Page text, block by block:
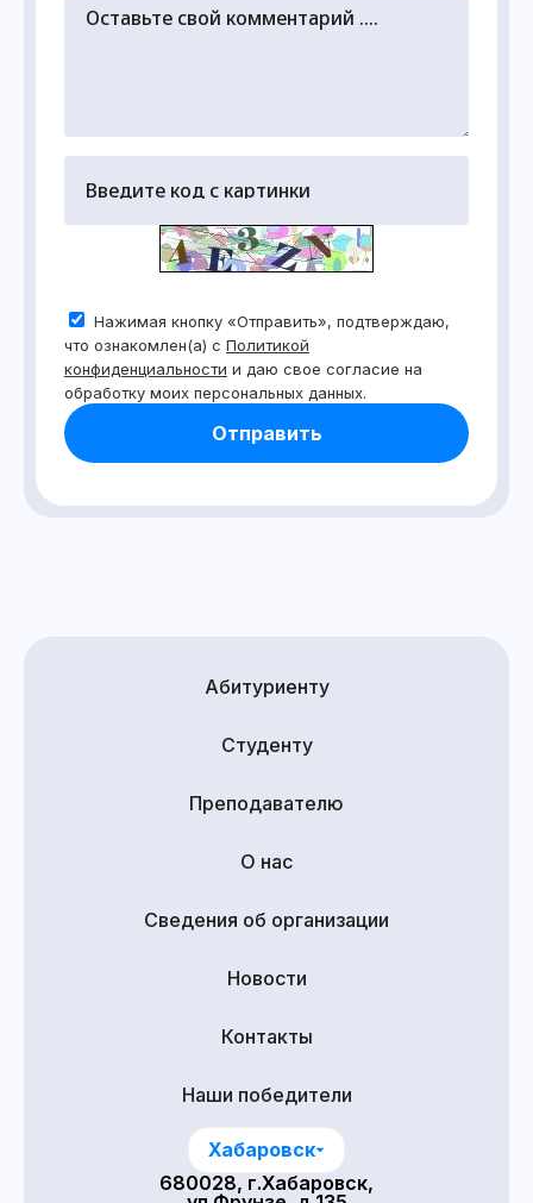
Нажимая кнопку «Отправить», подтверждаю,
что ознакомлен(а) с Политикой
конфиденциальности и даю свое согласие на
обработку моих персональных данных.
Отправить
Абитуриенту
Студенту
Преподавателю
О нас
Сведения об организации
Новости
Контакты
Наши победители
Хабаровск
680028, г.Хабаровск,